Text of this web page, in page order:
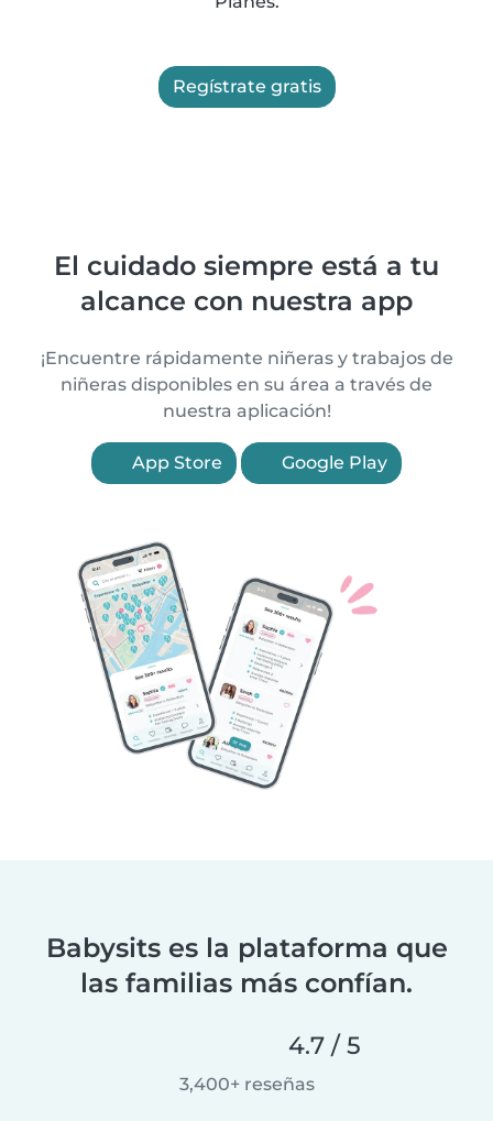
Regístrate gratis
El cuidado siempre está a tu
alcance con nuestra app
¡Encuentre rápidamente niñeras y trabajos de
niñeras disponibles en su área a través de
nuestra aplicación!
App Store Google Play
Babysits es la plataforma que
las familias más confían.
4.7 / 5
3,400+ reseñas